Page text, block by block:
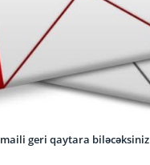
geri qaytara biləcəksiniz